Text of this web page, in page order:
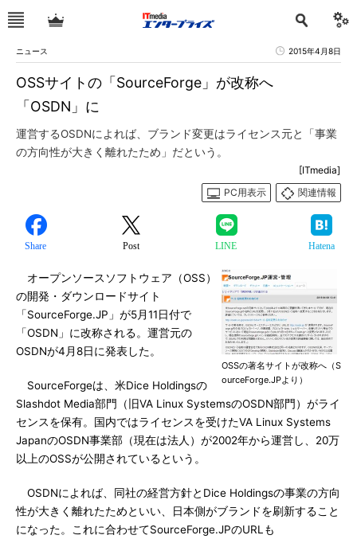
ニュース 2015年4月8日
OSSサイトの「SourceForge」が改称へ
「OSDN」に
運営するOSDNによれば、ブランド変更はライセンス元と「事業
の方向性が大きく離れたため」だという。
[ITmedia]
PC用表示
関連情報
Share Post LINE Hatena
OSSの著名サイトが改称へ（S
ourceForge.JPより）
オープンソースソフトウェア（OSS）
の開発・ダウンロードサイト
「SourceForge.JP」が5月11日付で
「OSDN」に改称される。運営元の
OSDNが4月8日に発表した。
SourceForgeは、米Dice Holdingsの
Slashdot Media部門（旧VA Linux SystemsのOSDN部門）がライ
センスを保有。国内ではライセンスを受けたVA Linux Systems
JapanのOSDN事業部（現在は法人）が2002年から運営し、20万
以上のOSSが公開されているという。
OSDNによれば、同社の経営方針とDice Holdingsの事業の方向
性が大きく離れたためといい、日本側がブランドを刷新すること
になった。これに合わせてSourceForge.JPのURLも